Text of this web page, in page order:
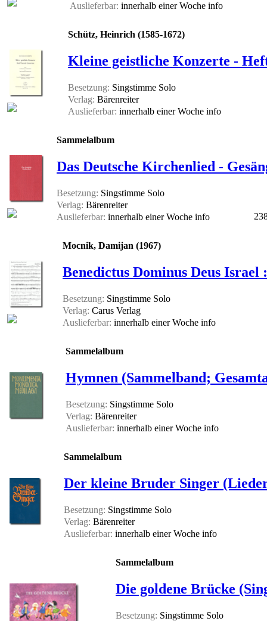
Auslieferbar: innerhalb einer Woche info
Schütz, Heinrich (1585-1672)
Kleine geistliche Konzerte -
Besetzung: Singstimme Solo
Verlag: Bärenreiter
Auslieferbar: innerhalb einer Woche info
Sammelalbum
Das Deutsche Kirchenlied -
Besetzung: Singstimme Solo
Verlag: Bärenreiter
Auslieferbar: innerhalb einer Woche info
Mocnik, Damijan (1967)
Benedictus Dominus Deus
Besetzung: Singstimme Solo
Verlag: Carus Verlag
Auslieferbar: innerhalb einer Woche info
Sammelalbum
Hymnen (Sammelband;
Besetzung: Singstimme Solo
Verlag: Bärenreiter
Auslieferbar: innerhalb einer Woche info
Sammelalbum
Der kleine Bruder Singer
Besetzung: Singstimme Solo
Verlag: Bärenreiter
Auslieferbar: innerhalb einer Woche info
Sammelalbum
Die goldene Brücke
Besetzung: Singstimme Solo